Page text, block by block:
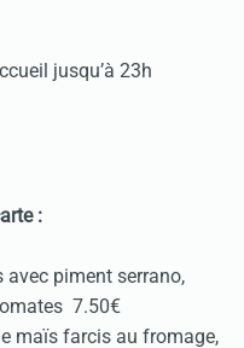
jusqu’à 23h
:
avec piment serrano,
7.50€
maïs farcis au fromage,